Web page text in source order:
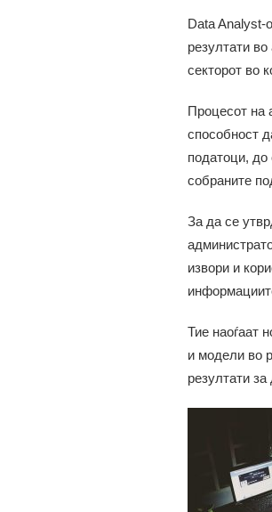
Data Analyst-
резултати
секторот во
Процесот на
способност
податоци, до
собраните
За да се
извори и
Тие наоѓаат
и модели во
резултати